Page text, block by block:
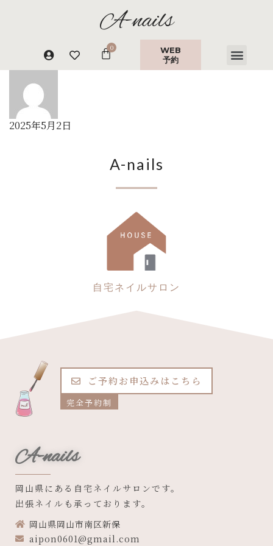
A-nails
WEB
予約
2025年5月2日
A-nails
自宅ネイルサロン
ご予約お申込みはこちら
完全予約制
A-nails
岡山県にある自宅ネイルサロンです。
出張ネイルも承っております。
岡山県岡山市南区新保
aipon0601@gmail.com